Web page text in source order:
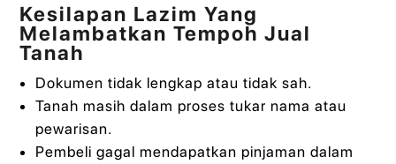
Kesilapan Lazim Yang
Melambatkan Tempoh Jual
Tanah
Dokumen tidak lengkap atau tidak sah.
Tanah masih dalam proses tukar nama atau
pewarisan.
Pembeli gagal mendapatkan pinjaman dalam